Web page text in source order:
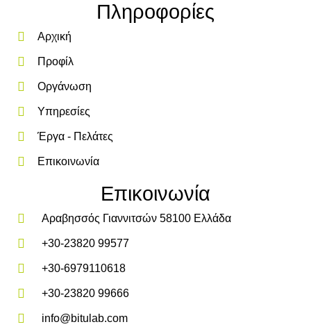
Πληροφορίες
Αρχική
Προφίλ
Οργάνωση
Υπηρεσίες
Έργα - Πελάτες
Επικοινωνία
Επικοινωνία
Αραβησσός Γιαννιτσών 58100 Ελλάδα
+30-23820 99577
+30-6979110618
+30-23820 99666
info@bitulab.com